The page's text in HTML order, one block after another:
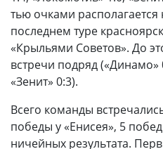
тью очками
последнем туре
«Крыльями Советов». До
встречи подряд («Динамо»
«Зенит» 0:3).
Всего команды
победы у «Енисея», 5
ничейных результата.